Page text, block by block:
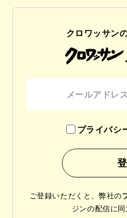
クロワッサン
プライバシ
ご登録いただくと、弊社の
ジンの配信に